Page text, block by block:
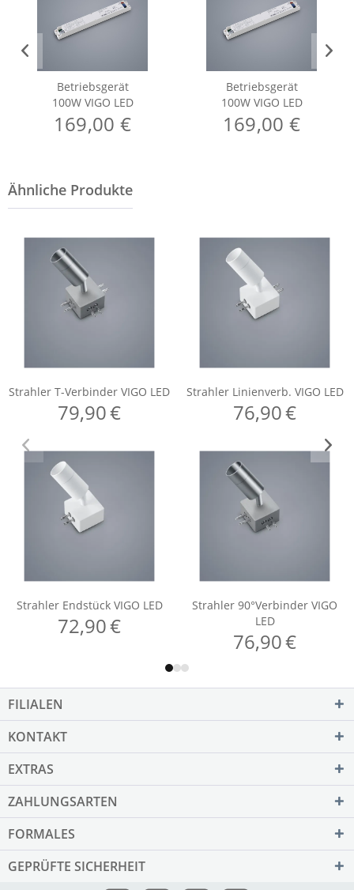
Betriebsgerät
100W VIGO LED
169,00 €
Betriebsgerät
100W VIGO LED
169,00 €
FILIALEN
KONTAKT
EXTRAS
ZAHLUNGSARTEN
FORMALES
GEPRÜFTE SICHERHEIT